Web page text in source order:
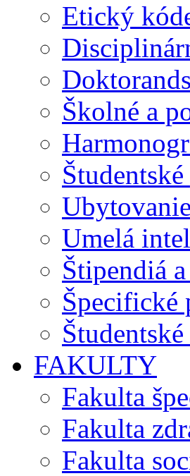
Etický
Školné a
Ubytovanie
Umelá
Štipendiá
Špecifické
FAKULTY
Fakulta
Fakulta
Fakulta